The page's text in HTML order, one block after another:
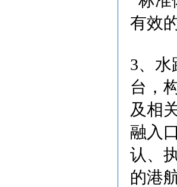
有效
3、
台，
及相
融入
认、
的港